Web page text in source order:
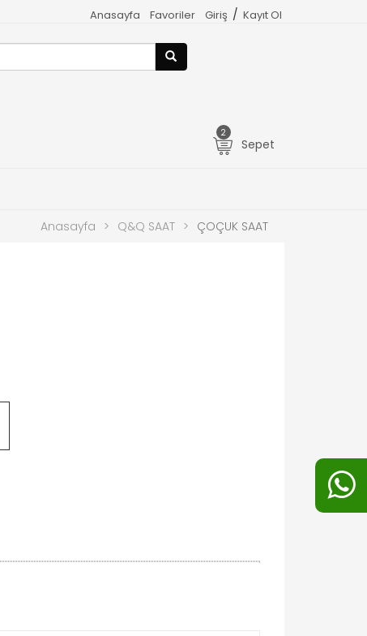
Giriş / Kayıt Ol
Favoriler
Anasayfa
2
Sepet
Anasayfa > Q&Q SAAT > ÇOÇUK SAAT